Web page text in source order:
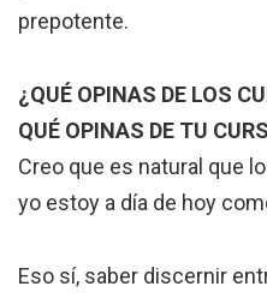
prepotente.
¿QUÉ OPINAS DE LOS
QUÉ OPINAS DE TU
Creo que es natural que
yo estoy a día de hoy
Eso sí, saber discernir